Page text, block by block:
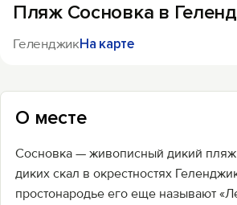
История просмотра
Пляж Сосновка в
ГеленджикНа карте
О месте
Сосновка — живописный дикий
диких скал в окрестностях
простонародье его еще называют